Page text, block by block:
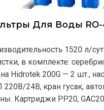
Для Воды RO-
1520 л/
в комплекте:
Hidrotek 200G — 2 шт.,
220В/24В, кран гусак,
Картриджи РР20,